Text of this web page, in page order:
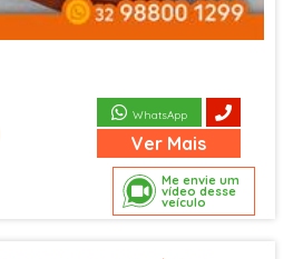
Me envie um
vídeo desse
veículo
WhatsApp
Ver Mais